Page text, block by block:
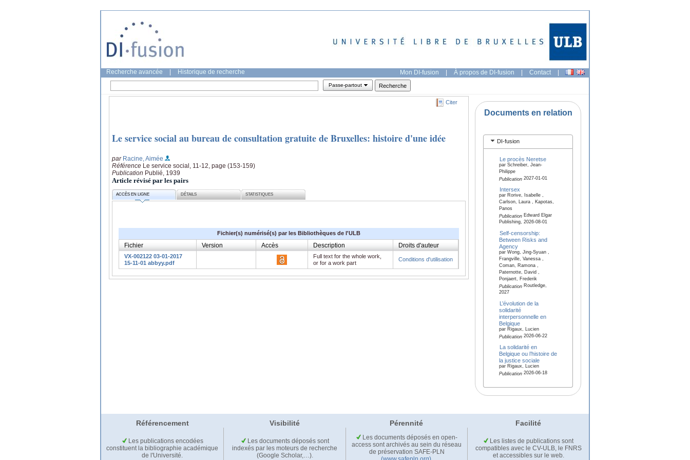
Recherche avancée Historique de recherche Mon DI-fusion | À propos de DI-fusion | Contact |
Passe-partout
Citer
Le service social au bureau de consultation gratuite de Bruxelles: histoire d'une idée
par Racine, Aimée
Référence Le service social, 11-12, page (153-159)
Publication Publié, 1939
Article révisé par les pairs
ACCÈS EN LIGNE DÉTAILS STATISTIQUES
Fichier(s) numérisé(s) par les Bibliothèques de l'ULB
Fichier Version Accès Description Droits d'auteur
VX-002122 03-01-2017
15-11-01 abbyy.pdf
Full text for the whole work,
or for a work part
Conditions d'utilisation
Documents en relation
DI-fusion
Le procès Neretse
par Schreiber, Jean-
Philippe
Publication2027-01-01
Intersex
par Rorive, Isabelle ,
Carlson, Laura , Kapotas,
Panos
PublicationEdward Elgar
Publishing, 2026-08-01
Self-censorship:
Between Risks and
Agency
par Wong, Jing-Syuan ,
Frangville, Vanessa ,
Coman, Ramona ,
Paternotte, David ,
Ponjaert, Frederik
PublicationRoutledge,
2027
L’évolution de la
solidarité
interpersonnelle en
Belgique
par Rigaux, Lucien
Publication2026-06-22
La solidarité en
Belgique ou l’histoire de
la justice sociale
par Rigaux, Lucien
Publication2026-06-18
Référencement Visibilité Pérennité Facilité
Les publications encodées
constituent la bibliographie académique
de l'Université.
Les documents déposés sont
indexés par les moteurs de recherche
(Google Scholar,…).
Les documents déposés en open-
access sont archivés au sein du réseau
de préservation SAFE-PLN
Les listes de publications sont
compatibles avec le CV-ULB, le FNRS
et accessibles sur le web.